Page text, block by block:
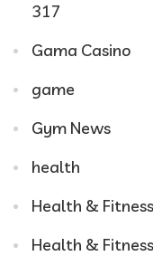
317
Gama Casino
game
Gym News
health
Health &
Health &